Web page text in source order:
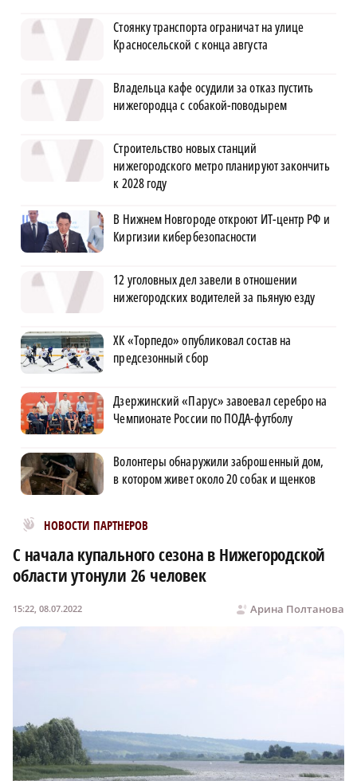
Стоянку транспорта ограничат на улице
Красносельской с конца августа
Владельца кафе осудили за отказ пустить
нижегородца с собакой-поводырем
Строительство новых станций
нижегородского метро планируют закончить
к 2028 году
В Нижнем Новгороде откроют ИТ-центр РФ и
Киргизии кибербезопасности
12 уголовных дел завели в отношении
нижегородских водителей за пьяную езду
ХК «Торпедо» опубликовал состав на
предсезонный сбор
Дзержинский «Парус» завоевал серебро на
Чемпионате России по ПОДА-футболу
Волонтеры обнаружили заброшенный дом,
в котором живет около 20 собак и щенков
НОВОСТИ ПАРТНЕРОВ
Новости МирТесен
С начала купального сезона в Нижегородской
области утонули 26 человек
Арина Полтанова
15:22, 08.07.2022